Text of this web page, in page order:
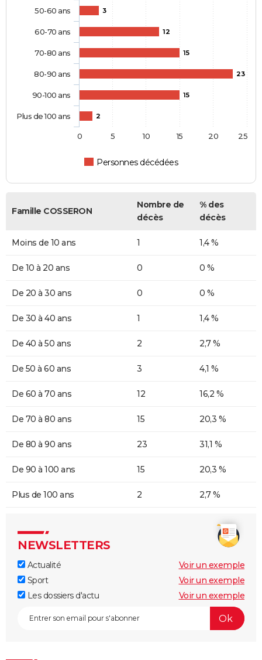
3
12
15
23
15
2
Personnes décédées
50-60 ans
60-70 ans
70-80 ans
80-90 ans
90-100 ans
Plus de 100 ans
0 5 10 15 20 25
Famille COSSERON
Nombre de
décès
% des
décès
Moins de 10 ans 1 1,4 %
De 10 à 20 ans 0 0 %
De 20 à 30 ans 0 0 %
De 30 à 40 ans 1 1,4 %
De 40 à 50 ans 2 2,7 %
De 50 à 60 ans 3 4,1 %
De 60 à 70 ans 12 16,2 %
De 70 à 80 ans 15 20,3 %
De 80 à 90 ans 23 31,1 %
De 90 à 100 ans 15 20,3 %
Plus de 100 ans 2 2,7 %
NEWSLETTERS
Actualité
Voir un exemple
Sport
Voir un exemple
Les dossiers d'actu
Voir un exemple